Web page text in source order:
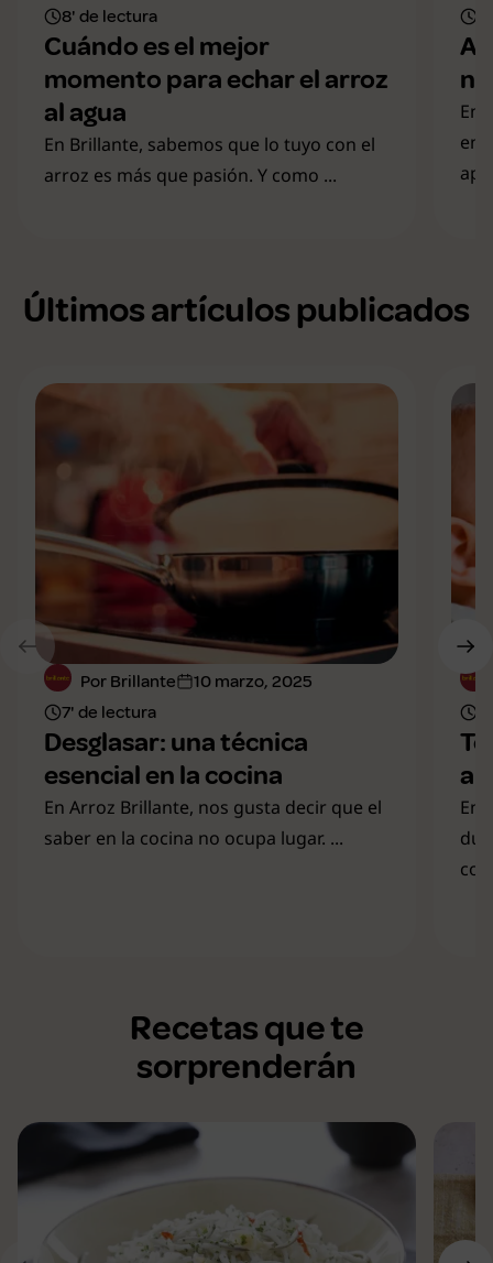
8' de lectura
Cuándo es el mejor
momento para echar el arroz
al agua
En Brillante, sabemos que lo tuyo con el
arroz es más que pasión. Y como ...
En
en
Últimos artículos publicados
Por Brillante
10 marzo, 2025
7' de lectura
Desglasar: una técnica
esencial en la cocina
En Arroz Brillante, nos gusta decir que el
saber en la cocina no ocupa lugar. ...
En
Recetas que te
sorprenderán